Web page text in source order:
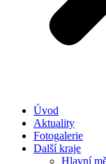
Úvod
Aktuality
Fotogalerie
Další kraje
Hlavní